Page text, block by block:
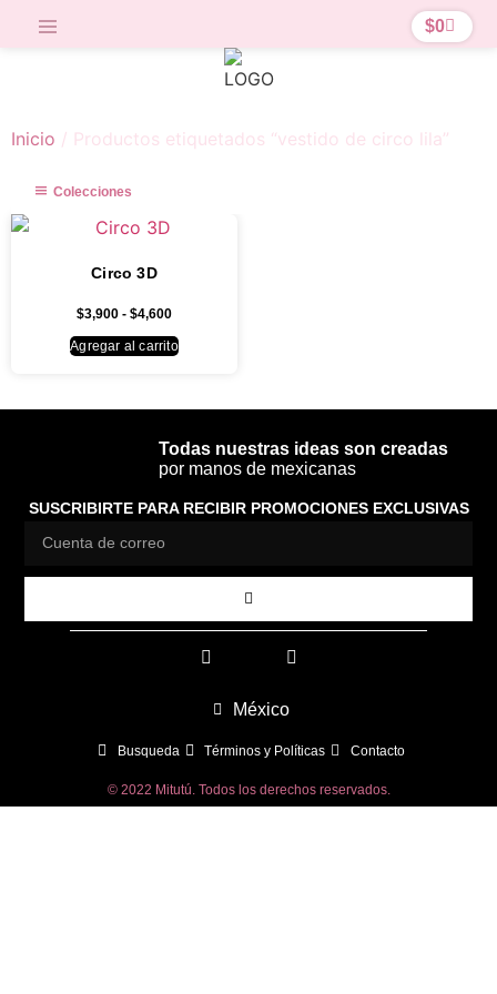
$0
Inicio / Productos etiquetados “vestido de circo lila”
Colecciones
Circo 3D
$3,900 - $4,600
Agregar al carrito
Todas nuestras ideas son creadas
por manos de mexicanas
SUSCRIBIRTE PARA RECIBIR PROMOCIONES EXCLUSIVAS
México
Busqueda Términos y Políticas Contacto
© 2022 Mitutú. Todos los derechos reservados.